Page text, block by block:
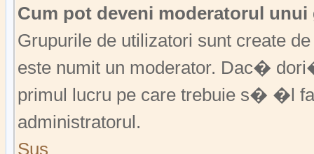
Cum pot deveni moderatorul
Grupurile de utilizatori sunt create
este numit un moderator. Dac�
primul lucru pe care trebuie s� �l
administratorul.
Sus